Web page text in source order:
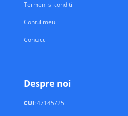
Termeni si conditii
Contul meu
Contact
Despre noi
CUI: 47145725